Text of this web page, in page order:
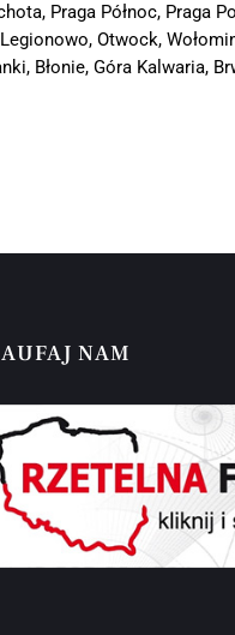
Praga Północ, Praga
Otwock,
Błonie, Góra Kalwaria,
NAM